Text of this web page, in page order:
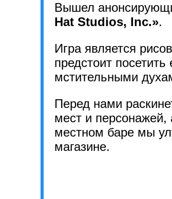
Вышел
Hat Studios, Inc.».
Игра является
предстоит
мстительными
Перед нами
мест и
местном баре мы
магазине.